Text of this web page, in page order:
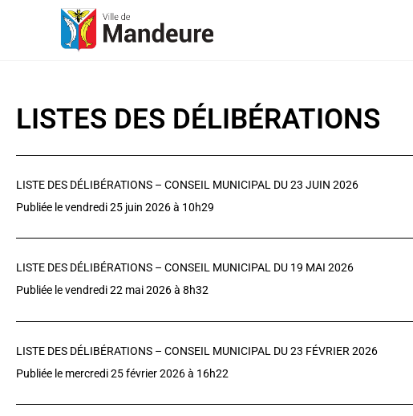
LISTES DES DÉLIBÉRATIONS
LISTE DES DÉLIBÉRATIONS – CONSEIL MUNICIPAL DU 23 JUIN 2026
Publiée le vendredi 25 juin 2026 à 10h29
LISTE DES DÉLIBÉRATIONS – CONSEIL MUNICIPAL DU 19 MAI 2026
Publiée le vendredi 22 mai 2026 à 8h32
LISTE DES DÉLIBÉRATIONS – CONSEIL MUNICIPAL DU 23 FÉVRIER 2026
Publiée le mercredi 25 février 2026 à 16h22